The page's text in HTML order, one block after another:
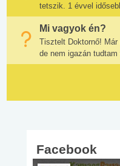
tetszik. 1 évvel
Mi vagyok én?
Tisztelt Doktornő!
de nem igazán tudtam
Facebook